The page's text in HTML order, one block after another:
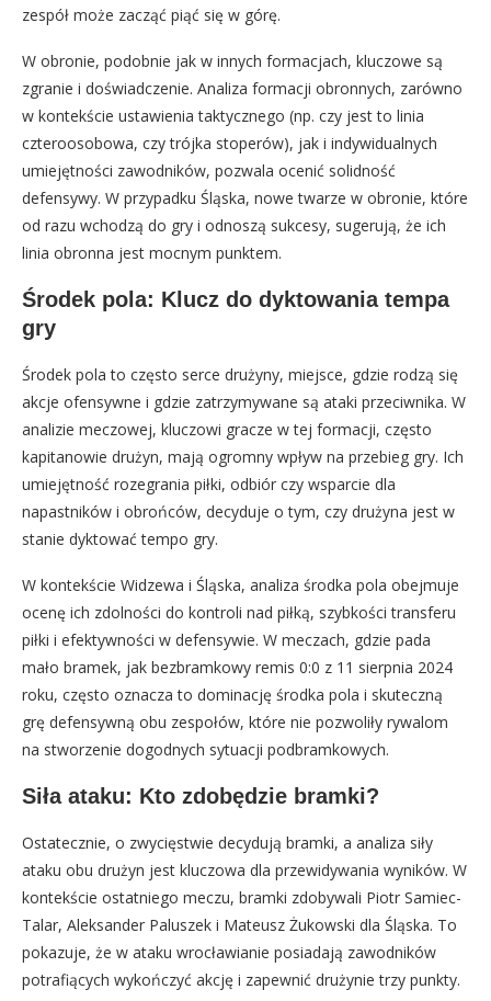
zespół może zacząć piąć się w górę.
W obronie, podobnie jak w innych formacjach, kluczowe są
zgranie i doświadczenie. Analiza formacji obronnych, zarówno
w kontekście ustawienia taktycznego (np. czy jest to linia
czteroosobowa, czy trójka stoperów), jak i indywidualnych
umiejętności zawodników, pozwala ocenić solidność
defensywy. W przypadku Śląska, nowe twarze w obronie, które
od razu wchodzą do gry i odnoszą sukcesy, sugerują, że ich
linia obronna jest mocnym punktem.
Środek pola: Klucz do dyktowania tempa
gry
Środek pola to często serce drużyny, miejsce, gdzie rodzą się
akcje ofensywne i gdzie zatrzymywane są ataki przeciwnika. W
analizie meczowej, kluczowi gracze w tej formacji, często
kapitanowie drużyn, mają ogromny wpływ na przebieg gry. Ich
umiejętność rozegrania piłki, odbiór czy wsparcie dla
napastników i obrońców, decyduje o tym, czy drużyna jest w
stanie dyktować tempo gry.
W kontekście Widzewa i Śląska, analiza środka pola obejmuje
ocenę ich zdolności do kontroli nad piłką, szybkości transferu
piłki i efektywności w defensywie. W meczach, gdzie pada
mało bramek, jak bezbramkowy remis 0:0 z 11 sierpnia 2024
roku, często oznacza to dominację środka pola i skuteczną
grę defensywną obu zespołów, które nie pozwoliły rywalom
na stworzenie dogodnych sytuacji podbramkowych.
Siła ataku: Kto zdobędzie bramki?
Ostatecznie, o zwycięstwie decydują bramki, a analiza siły
ataku obu drużyn jest kluczowa dla przewidywania wyników. W
kontekście ostatniego meczu, bramki zdobywali Piotr Samiec-
Talar, Aleksander Paluszek i Mateusz Żukowski dla Śląska. To
pokazuje, że w ataku wrocławianie posiadają zawodników
potrafiących wykończyć akcję i zapewnić drużynie trzy punkty.